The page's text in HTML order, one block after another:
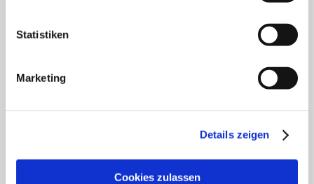
Statistiken
Marketing
Details zeigen
Cookies zulassen
HNO Belegabteilung
Pflegedienst